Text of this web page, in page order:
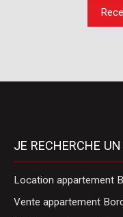
JE RECHERCHE
Location appartement
Vente appartement